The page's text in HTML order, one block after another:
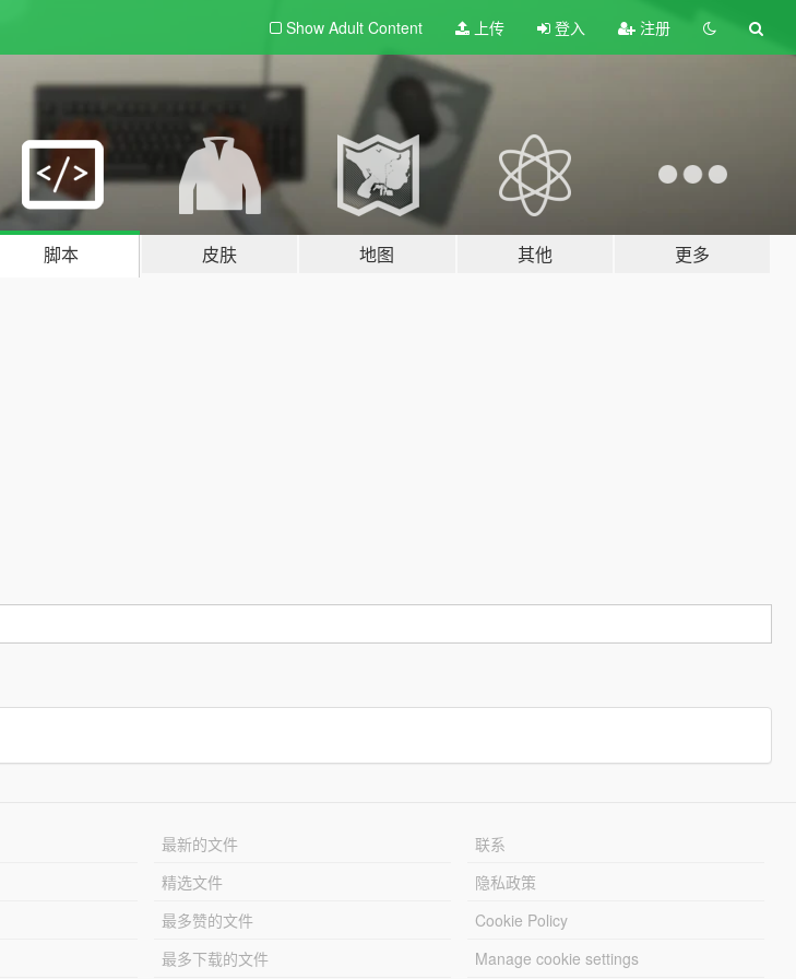
Show Adult Content 上传 登入 注册
脚本 皮肤 地图 其他 更多
最新的文件
精选文件
最多赞的文件
最多下载的文件
联系
隐私政策
Cookie Policy
Manage cookie settings